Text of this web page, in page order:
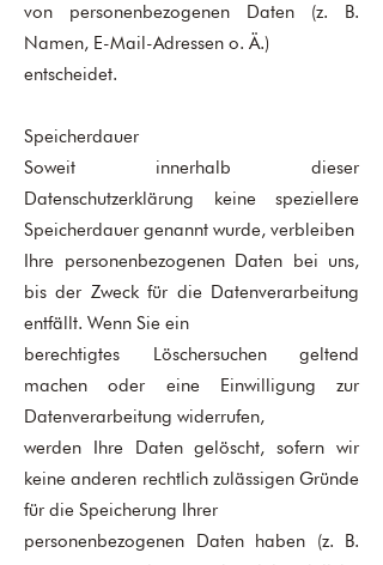
von personenbezogenen Daten (z. B.
Namen, E-Mail-Adressen o. Ä.)
entscheidet.
Speicherdauer
Soweit innerhalb dieser
Datenschutzerklärung keine speziellere
Speicherdauer genannt wurde, verbleiben
Ihre personenbezogenen Daten bei uns,
bis der Zweck für die Datenverarbeitung
entfällt. Wenn Sie ein
berechtigtes Löschersuchen geltend
machen oder eine Einwilligung zur
Datenverarbeitung widerrufen,
werden Ihre Daten gelöscht, sofern wir
keine anderen rechtlich zulässigen Gründe
für die Speicherung Ihrer
personenbezogenen Daten haben (z. B.